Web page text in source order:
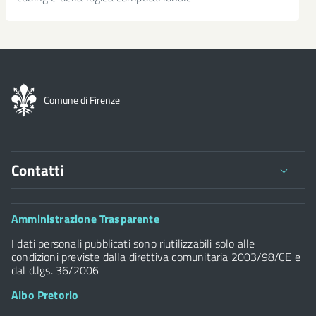
su
Seguici
Telegram
Seguici
su
Comune di Firenze
Contatti
Comune di Firenze
Palazzo Vecchio
Piazza della Signoria - 50122, Firenze
P.IVA 01307110484
Footer
Amministrazione Trasparente
I dati personali pubblicati sono riutilizzabili solo alle
condizioni previste dalla direttiva comunitaria 2003/98/CE e
dal d.lgs. 36/2006
Albo Pretorio